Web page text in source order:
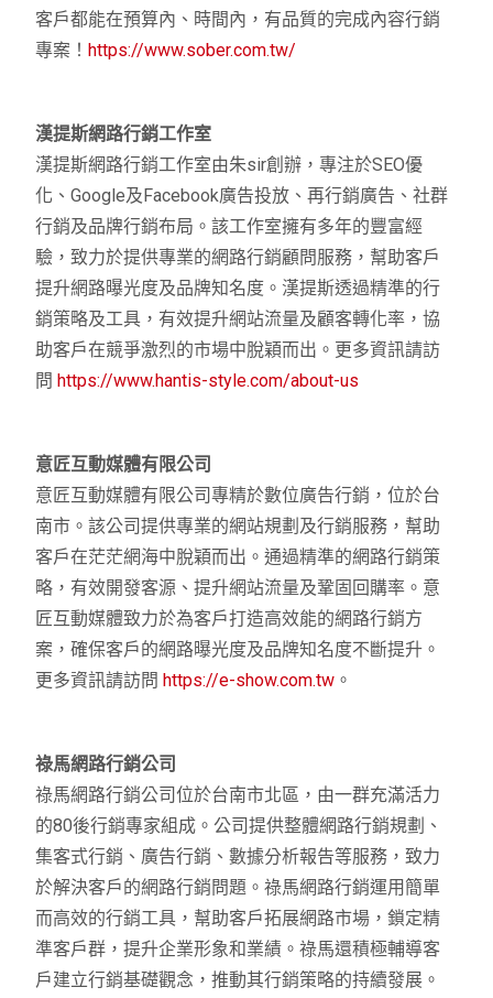
客戶都能在預算內、時間內，有品質的完成內容行銷
專案！https://www.sober.com.tw/
漢提斯網路行銷工作室
漢提斯網路行銷工作室由朱sir創辦，專注於SEO優
化、Google及Facebook廣告投放、再行銷廣告、社群
行銷及品牌行銷布局。該工作室擁有多年的豐富經
驗，致力於提供專業的網路行銷顧問服務，幫助客戶
提升網路曝光度及品牌知名度。漢提斯透過精準的行
銷策略及工具，有效提升網站流量及顧客轉化率，協
助客戶在競爭激烈的市場中脫穎而出。更多資訊請訪
問https://www.hantis-style.com/about-us
意匠互動媒體有限公司
意匠互動媒體有限公司專精於數位廣告行銷，位於台
南市。該公司提供專業的網站規劃及行銷服務，幫助
客戶在茫茫網海中脫穎而出。通過精準的網路行銷策
略，有效開發客源、提升網站流量及鞏固回購率。意
匠互動媒體致力於為客戶打造高效能的網路行銷方
案，確保客戶的網路曝光度及品牌知名度不斷提升。
更多資訊請訪問https://e-show.com.tw 。
祿馬網路行銷公司
祿馬網路行銷公司位於台南市北區，由一群充滿活力
的80後行銷專家組成。公司提供整體網路行銷規劃、
集客式行銷、廣告行銷、數據分析報告等服務，致力
於解決客戶的網路行銷問題。祿馬網路行銷運用簡單
而高效的行銷工具，幫助客戶拓展網路市場，鎖定精
準客戶群，提升企業形象和業績。祿馬還積極輔導客
戶建立行銷基礎觀念，推動其行銷策略的持續發展。